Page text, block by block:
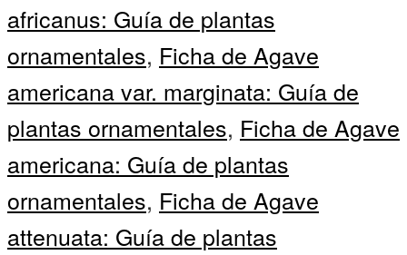
africanus: Guía de plantas
ornamentales, Ficha de Agave
americana var. marginata: Guía de
plantas ornamentales, Ficha de Agave
americana: Guía de plantas
ornamentales, Ficha de Agave
attenuata: Guía de plantas